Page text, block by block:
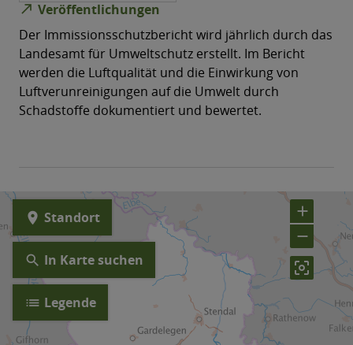
north_east Veröffentlichungen
Der Immissionsschutzbericht wird jährlich durch das
Landesamt für Umweltschutz erstellt. Im Bericht
werden die Luftqualität und die Einwirkung von
Luftverunreinigungen auf die Umwelt durch
Schadstoffe dokumentiert und bewertet.